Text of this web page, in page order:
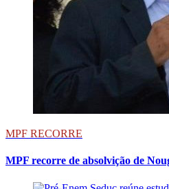
MPF RECORRE
MPF recorre de absolvição de